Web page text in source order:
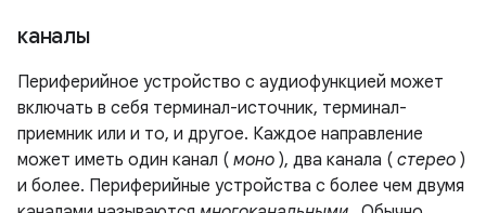
каналы
Периферийное устройство с аудиофункцией может
включать в себя терминал-источник, терминал-
приемник или и то, и другое. Каждое направление
может иметь один канал ( моно ), два канала ( стерео )
и более. Периферийные устройства с более чем двумя